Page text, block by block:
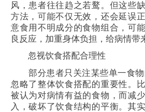
风，患者往往趋之若鹜。但这些
方法，可能不仅无效，还会延误
意食用不明成分的食物组合，可
良反应，加重身体负担，给病情带
忽视饮食搭配合理性
部分患者只关注某些单一食物
忽略了整体饮食搭配的重要性。
被认为对病情有益的食物，而减
入，破坏了饮食结构的平衡。其